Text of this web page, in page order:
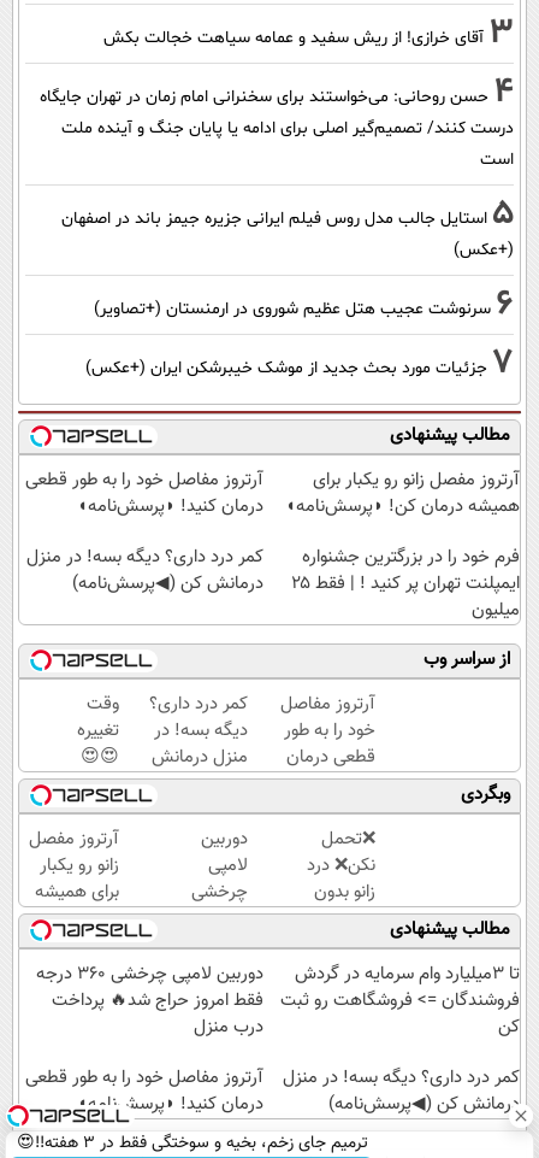
3 آقای خرازی! از ریش سفید و عمامه سیاهت خجالت بکش
4 حسن روحانی: می‌خواستند برای سخنرانی امام زمان در تهران جایگاه
درست کنند/ تصمیم‌گیر اصلی برای ادامه یا پایان جنگ و آینده ملت
است
5 استایل جالب مدل روس فیلم ایرانی جزیره جیمز باند در اصفهان
(+عکس)
6 سرنوشت عجیب هتل عظیم شوروی در ارمنستان (+تصاویر)
7 جزئیات مورد بحث جدید از موشک خیبرشکن ایران (+عکس)
مطالب پیشنهادی
آرتروز مفصل زانو رو یکبار برای
همیشه درمان کن! ◗پرسش‌نامه◖
آرتروز مفاصل خود را به طور قطعی
درمان کنید! ◗پرسش‌نامه◖
فرم خود را در بزرگترین جشنواره
ایمپلنت تهران پر کنید ! | فقط ۲۵
میلیون
کمر درد داری؟ دیگه بسه! در منزل
درمانش کن (◀پرسش‌نامه)
از سراسر وب
آرتروز مفاصل
خود را به طور
قطعی درمان
کنید!
◗پرسش‌نامه◖
کمر درد داری؟
دیگه بسه! در
منزل درمانش
کن
(◀پرسش‌نامه)
وقت
تغییره
😍😍
با 10
میلیون
و هر
بانک
مو،
موی
طبیعی
بکار
وبگردی
❌تحمل
نکن❌ درد
زانو بدون
قرص
درمان
میشه
(پرسشنامه
دوربین
لامپی
چرخشی
360
درجه
فقط
امروز
حراج
پرداخت
درب
منزل
آرتروز مفصل
زانو رو یکبار
برای همیشه
درمان کن!
◗پرسش‌نامه◖
مطالب پیشنهادی
تا 3میلیارد وام سرمایه در گردش
فروشندگان => فروشگاهت رو ثبت
کن
دوربین لامپی چرخشی 360 درجه
فقط امروز حراج شد🔥 پرداخت
درب منزل
کمر درد داری؟ دیگه بسه! در منزل
درمانش کن (◀پرسش‌نامه)
آرتروز مفاصل خود را به طور قطعی
درمان کنید! ◗پرسش‌نامه◖
ترمیم جای زخم، بخیه و سوختگی فقط در 3 هفته!!😍